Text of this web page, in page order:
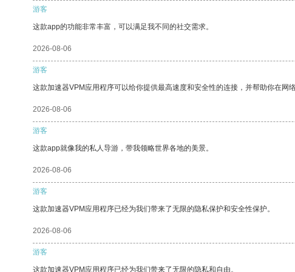
游客
这款app的功能非常丰富，可以满足我不同的社交需求。
2026-08-06
游客
这款加速器VPM应用程序可以给你提供最高速度和安全性的连接，并帮助你在网络
2026-08-06
游客
这款app就像我的私人导游，带我领略世界各地的美景。
2026-08-06
游客
这款加速器VPM应用程序已经为我们带来了无限的隐私保护和安全性保护。
2026-08-06
游客
这款加速器VPM应用程序已经为我们带来了无限的隐私和自由。